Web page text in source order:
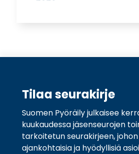
Tilaa seurakirje
Suomen Pyöräily julkaisee
kuukaudessa jäsenseurojen
tarkoitetun seurakirjeen,
ajankohtaisia ja hyödyllisiä